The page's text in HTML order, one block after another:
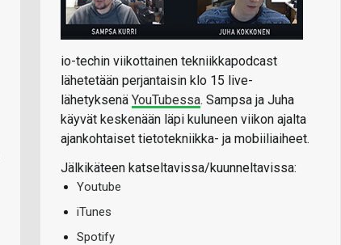
io-techin viikottainen tekniikkapodcast
lähetetään perjantaisin klo 15 live-
lähetyksenä YouTubessa. Sampsa ja Juha
käyvät keskenään läpi kuluneen viikon ajalta
ajankohtaiset tietotekniikka- ja mobiiliaiheet.
Jälkikäteen katseltavissa/kuunneltavissa:
Youtube
iTunes
Spotify